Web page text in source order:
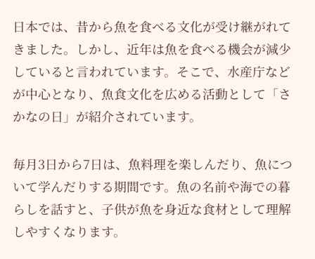
日本では、昔から魚を食べる文化が受け継がれて
きました。しかし、近年は魚を食べる機会が減少
していると言われています。そこで、水産庁など
が中心となり、魚食文化を広める活動として「さ
かなの日」が紹介されています。
毎月3日から7日は、魚料理を楽しんだり、魚につ
いて学んだりする期間です。魚の名前や海での暮
らしを話すと、子供が魚を身近な食材として理解
しやすくなります。